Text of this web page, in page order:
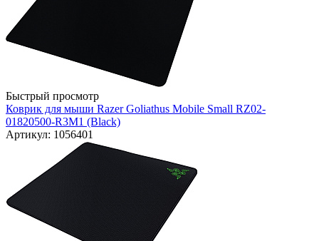
Быстрый просмотр
Коврик для мыши Razer Goliathus Mobile Small RZ02-
01820500-R3M1 (Black)
Артикул: 1056401